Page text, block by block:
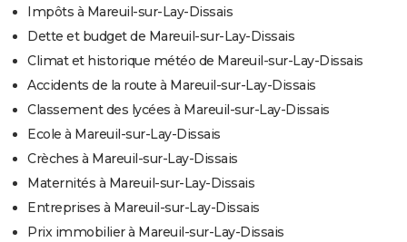
Impôts à Mareuil-sur-Lay-Dissais
Dette et budget de Mareuil-sur-Lay-Dissais
Climat et historique météo de Mareuil-sur-Lay-Dissais
Accidents de la route à Mareuil-sur-Lay-Dissais
Classement des lycées à Mareuil-sur-Lay-Dissais
Ecole à Mareuil-sur-Lay-Dissais
Crèches à Mareuil-sur-Lay-Dissais
Maternités à Mareuil-sur-Lay-Dissais
Entreprises à Mareuil-sur-Lay-Dissais
Prix immobilier à Mareuil-sur-Lay-Dissais